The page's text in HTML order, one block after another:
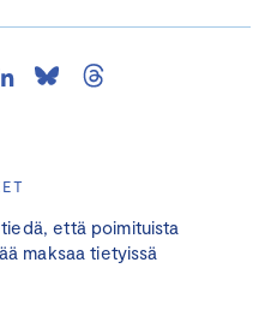
että poimituista
maksaa tietyissä